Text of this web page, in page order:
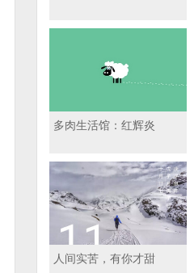
多肉生活馆：红辉炎
人间实苦，有你才甜